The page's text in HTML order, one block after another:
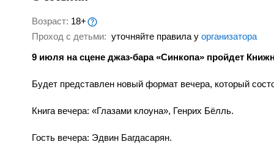
Возраст: 18+
Проход с детьми: уточняйте правила у организатора
9 июля на сцене джаз-бара «Синкопа» пройдет
Будет представлен новый формат вечера, который
Книга вечера: «Глазами клоуна», Генрих Бёлль.
Гость вечера: Эдвин Багдасарян.